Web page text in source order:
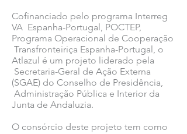
Cofinanciado pelo programa Interreg
VA Espanha-Portugal, POCTEP,
Programa Operacional de Cooperação
Transfronteiriça Espanha-Portugal, o
Atlazul é um projeto liderado pela
Secretaria-Geral de Ação Externa
(SGAE) do Conselho de Presidência,
Administração Pública e Interior da
Junta de Andaluzia.
O consórcio deste projeto tem como